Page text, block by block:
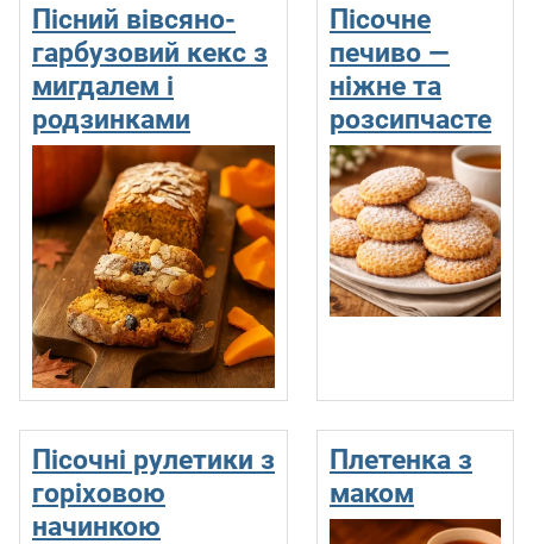
Пісний вівсяно-
гарбузовий кекс з
мигдалем і
родзинками
Пісочне
печиво —
ніжне та
розсипчасте
Пісочні рулетики з
горіховою
начинкою
Плетенка з
маком